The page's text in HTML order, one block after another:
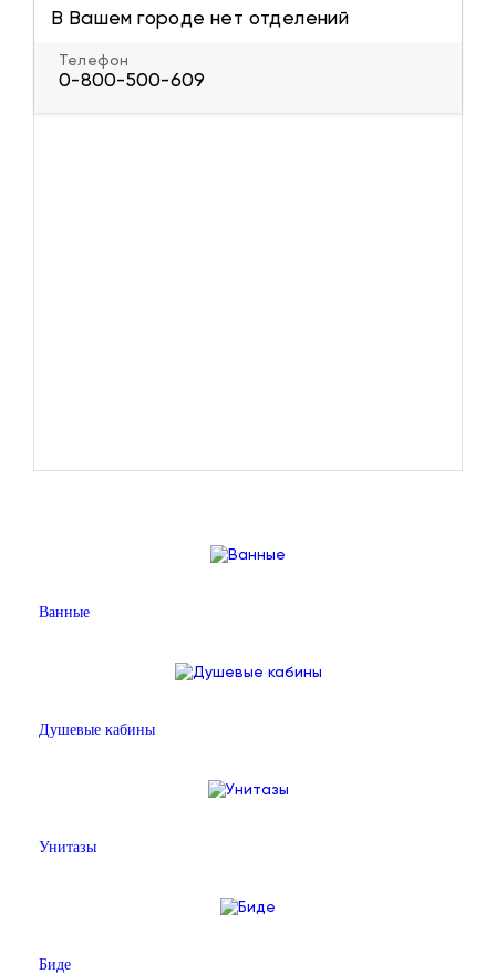
В Вашем городе нет отделений
Телефон
0-800-500-609
Ванные
Душевые кабины
Унитазы
Биде